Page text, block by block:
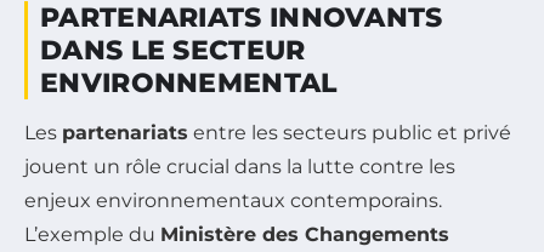
PARTENARIATS INNOVANTS
DANS LE SECTEUR
ENVIRONNEMENTAL
Les partenariats entre les secteurs public et privé
jouent un rôle crucial dans la lutte contre les
enjeux environnementaux contemporains.
L’exemple du Ministère des Changements